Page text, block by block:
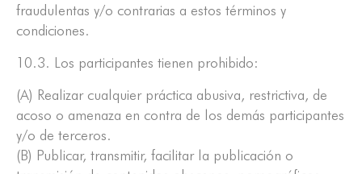
fraudulentas y/o contrarias a estos términos y
condiciones.
10.3. Los participantes tienen prohibido:
(A) Realizar cualquier práctica abusiva, restrictiva, de
acoso o amenaza en contra de los demás participantes
y/o de terceros.
(B) Publicar, transmitir, facilitar la publicación o